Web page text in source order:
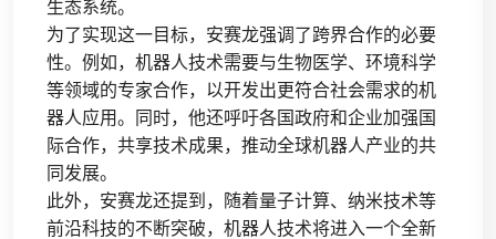
生态系统。
为了实现这一目标，安赛龙强调了跨界合作的必要
性。例如，机器人技术需要与生物医学、环境科学
等领域的专家合作，以开发出更符合社会需求的机
器人应用。同时，他还呼吁各国政府和企业加强国
际合作，共享技术成果，推动全球机器人产业的共
同发展。
此外，安赛龙还提到，随着量子计算、纳米技术等
前沿科技的不断突破，机器人技术将进入一个全新